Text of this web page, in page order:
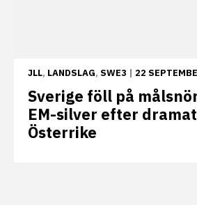
JLL, LANDSLAG, SWE3 | 22
Sverige föll på
EM-silver efter
Österrike